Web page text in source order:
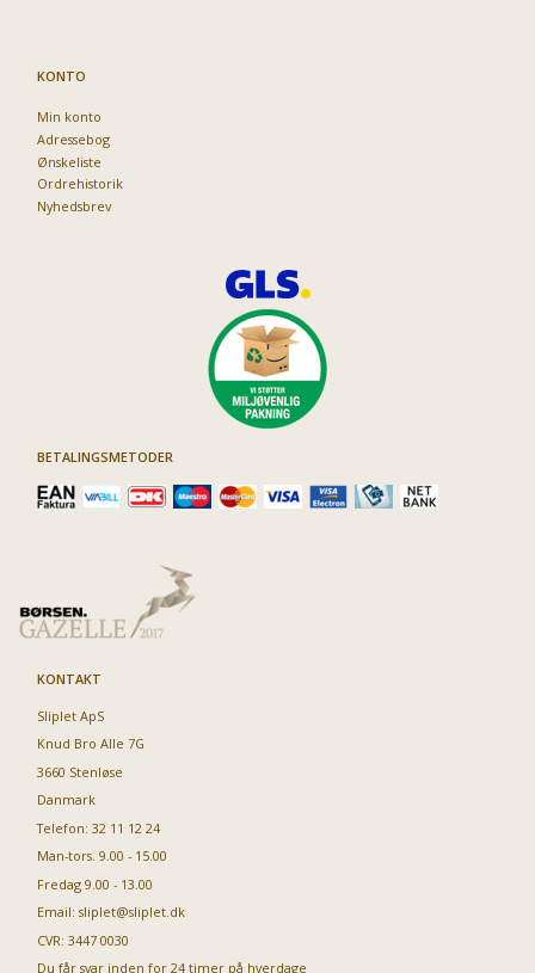
KONTO
Min konto
Adressebog
Ønskeliste
Ordrehistorik
Nyhedsbrev
BETALINGSMETODER
KONTAKT
Sliplet ApS
Knud Bro Alle 7G
3660 Stenløse
Danmark
Telefon: 32 11 12 24
Man-tors. 9.00 - 15.00
Fredag 9.00 - 13.00
Email: sliplet@sliplet.dk
CVR: 3447 0030
Du får svar inden for 24 timer på hverdage